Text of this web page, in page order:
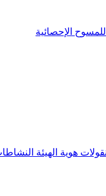
الإحصائية
هوية الهيئة